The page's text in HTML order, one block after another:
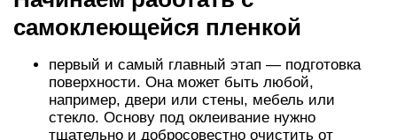
самоклеющейся пленкой
первый и самый главный этап — подготовка
поверхности. Она может быть любой,
например, двери или стены, мебель или
стекло. Основу под оклеивание нужно
тщательно и добросовестно очистить от